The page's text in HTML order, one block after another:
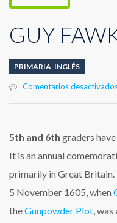
GUY
PRIMARIA, INGLÉS
Comentarios
5th and 6th graders
It is an annual
primarily in Great
5 November 1605, when
theGunpowder Plot,